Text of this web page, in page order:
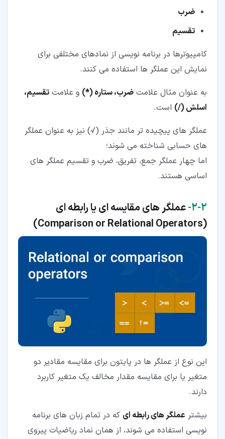
ضرب
تقسیم
کامپیوترها در برنامه نویسی از نمادهای مختلفی برای
نمایش این عملگر ها استفاده می کنند.
به عنوان مثال علامت ضرب، ستاره (*) و علامت تقسیم،
اسلش (/) است.
عملگر های پیچیده تر مانند جذر (√) نیز به عنوان عملگر
های حسابی شناخته می شوند؛
اما چهار عملگر جمع، تفریق، ضرب و تقسیم عملگر های
اساسی هستند.
۲‏-‏۲‏-
عملگر های مقایسه ای یا رابطه ای
(
Comparison or Relational Operators
)
این نوع از عملگر ها در پایتون برای مقایسه مقادیر دو
متغیر یا برای مقایسه مقدار مخالف یک متغیر کاربرد
دارند.
بیشتر عملگر های رابطه ای که در تمام زبان های برنامه
نویسی استفاده می شوند، از همان نماد ریاضیات پیروی